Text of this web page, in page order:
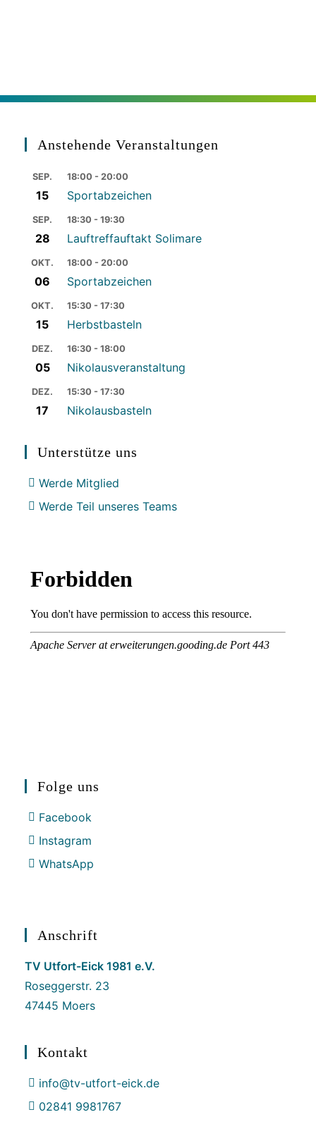
Anstehende Veranstaltungen
SEP.
15
18:00 - 20:00
Sportabzeichen
SEP.
28
18:30 - 19:30
Lauftreffauftakt Solimare
OKT.
06
18:00 - 20:00
Sportabzeichen
OKT.
15
15:30 - 17:30
Herbstbasteln
DEZ.
05
16:30 - 18:00
Nikolausveranstaltung
DEZ.
17
15:30 - 17:30
Nikolausbasteln
Unterstütze uns
Werde Mitglied
Werde Teil unseres Teams
Folge uns
Facebook
Instagram
WhatsApp
Anschrift
TV Utfort-Eick 1981 e.V.
Roseggerstr. 23
47445 Moers
Kontakt
info@tv-utfort-eick.de
02841 9981767